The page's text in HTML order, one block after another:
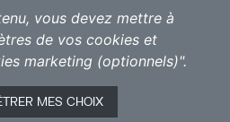
et Dorothy Arzner,
passionnantes qui ont
point commun ? Ce sont
ont (presque) toutes été
vous devez mettre à
de vos cookies et
marketing (optionnels)".
MES CHOIX